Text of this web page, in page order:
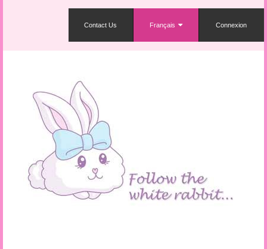
Connexion
Français
Contact Us